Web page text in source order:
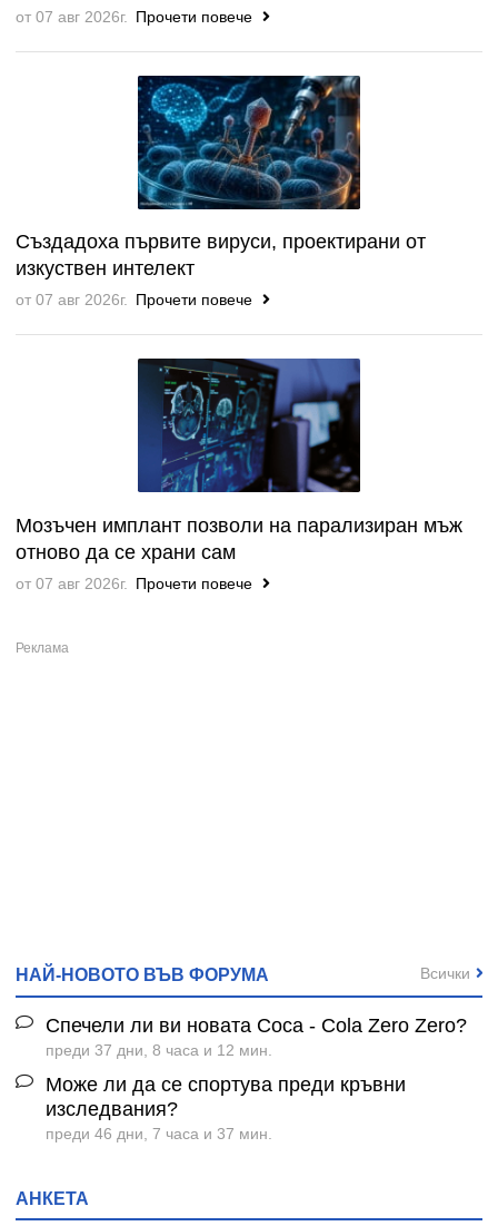
от 07 авг 2026г. Прочети повече
Създадоха първите вируси, проектирани от
изкуствен интелект
от 07 авг 2026г. Прочети повече
Мозъчен имплант позволи на парализиран мъж
отново да се храни сам
от 07 авг 2026г. Прочети повече
НАЙ-НОВОТО ВЪВ ФОРУМА
Спечели ли ви новата Coca - Cola Zero Zero?
преди 37 дни, 8 часа и 12 мин.
Може ли да се спортува преди кръвни
изследвания?
преди 46 дни, 7 часа и 37 мин.
Всички
АНКЕТА